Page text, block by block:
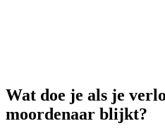
Wat doe je als je
moordenaar blijkt?